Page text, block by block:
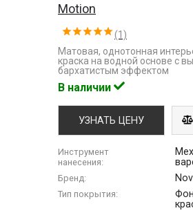
Motion
(1)
Матовая, однотонная
краска на водной основе с
бархатистым эффектом
В наличии
УЗНАТЬ ЦЕНУ
Инструмент
нанесения:
Бренд:
Тип покрытия: